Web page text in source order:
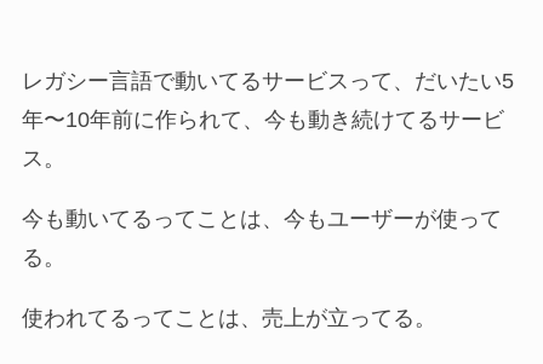
レガシー言語で動いてるサービスって、だいたい5
年〜10年前に作られて、今も動き続けてるサービ
ス。
今も動いてるってことは、今もユーザーが使って
る。
使われてるってことは、売上が立ってる。